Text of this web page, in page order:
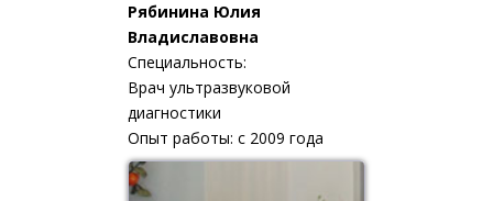
Рябинина Юлия
Владиславовна
Специальность:
Врач ультразвуковой
диагностики
Опыт работы: с 2009 года